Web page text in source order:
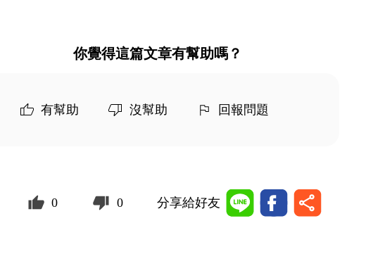
你覺得這篇文章有幫助嗎？
有幫助 沒幫助 回報問題
0 0 分享給好友